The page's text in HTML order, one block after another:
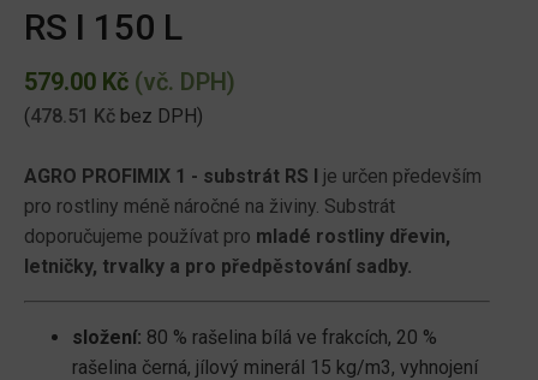
RS I 150 L
579.00 Kč (vč. DPH)
(478.51 Kč bez DPH)
AGRO PROFIMIX 1 - substrát RS I
je určen především
pro rostliny méně náročné na živiny. Substrát
doporučujeme používat pro mladé rostliny dřevin,
letničky, trvalky a pro předpěstování sadby.
složení: 80 % rašelina bílá ve frakcích, 20 %
rašelina černá, jílový minerál 15 kg/m3, vyhnojení